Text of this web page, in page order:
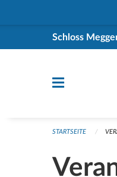
Schloss
STARTSEITE